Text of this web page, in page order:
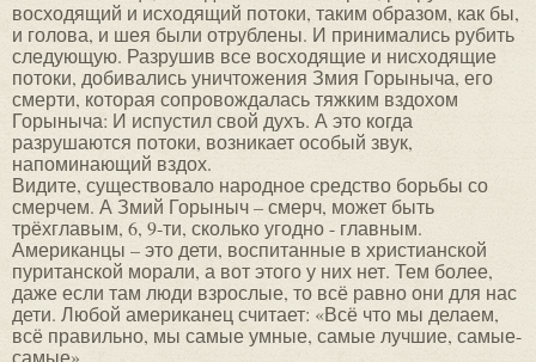
восходящий и исходящий потоки, таким образом, как бы,
и голова, и шея были отрублены. И принимались рубить
следующую. Разрушив все восходящие и нисходящие
потоки, добивались уничтожения Змия Горыныча, его
смерти, которая сопровождалась тяжким вздохом
Горыныча: И испустил свой духъ. А это когда
разрушаются потоки, возникает особый звук,
напоминающий вздох.
Видите, существовало народное средство борьбы со
смерчем. А Змий Горыныч – смерч, может быть
трёхглавым, 6, 9-ти, сколько угодно - главным.
Американцы – это дети, воспитанные в христианской
пуританской морали, а вот этого у них нет. Тем более,
даже если там люди взрослые, то всё равно они для нас
дети. Любой американец считает: «Всё что мы делаем,
всё правильно, мы самые умные, самые лучшие, самые-
самые».